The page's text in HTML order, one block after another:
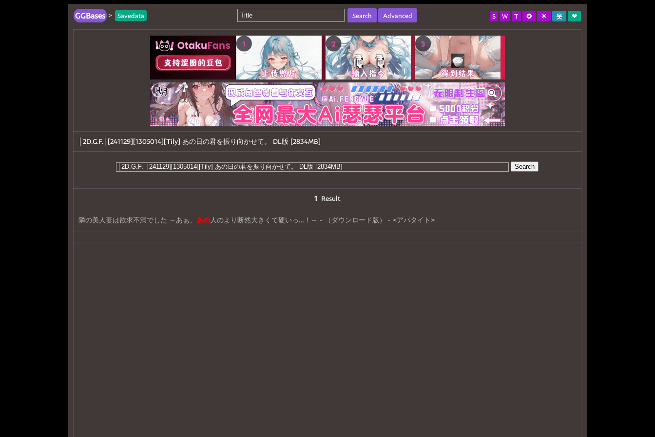
Search Advanced
GGBases > Savedata S W T ✪ ☀ 웃 ❤
│2D.G.F.│[241129][1305014][Tily] あの日の君を振り向かせて。 DL版 [2834MB]
Search
1 Result
隣の美人妻は欲求不満でした ～あぁ、あの人のより断然大きくて硬いっ…！～ - （ダウンロード版） - <アパタイト>